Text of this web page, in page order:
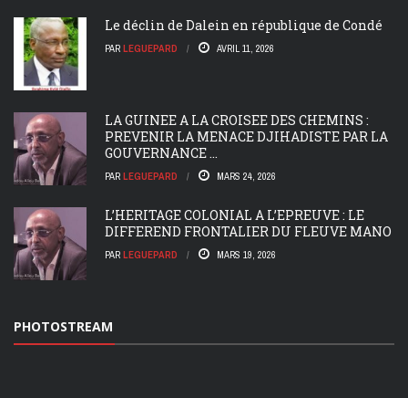
Le déclin de Dalein en république de Condé
PAR LEGUEPARD AVRIL 11, 2026
LA GUINEE A LA CROISEE DES CHEMINS :
PREVENIR LA MENACE DJIHADISTE PAR LA
GOUVERNANCE ...
PAR LEGUEPARD MARS 24, 2026
L’HERITAGE COLONIAL A L’EPREUVE : LE
DIFFEREND FRONTALIER DU FLEUVE MANO
PAR LEGUEPARD MARS 19, 2026
PHOTOSTREAM